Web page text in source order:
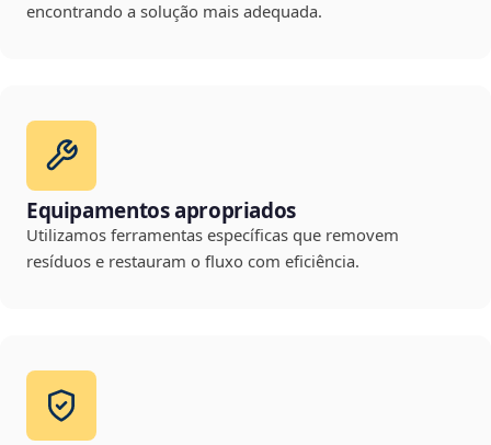
encontrando a solução mais adequada.
Equipamentos apropriados
Utilizamos ferramentas específicas que removem
resíduos e restauram o fluxo com eficiência.